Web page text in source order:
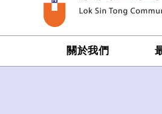
關於我們